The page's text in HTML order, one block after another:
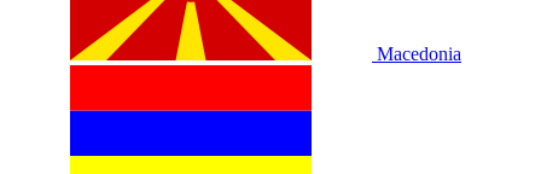
Macedonia